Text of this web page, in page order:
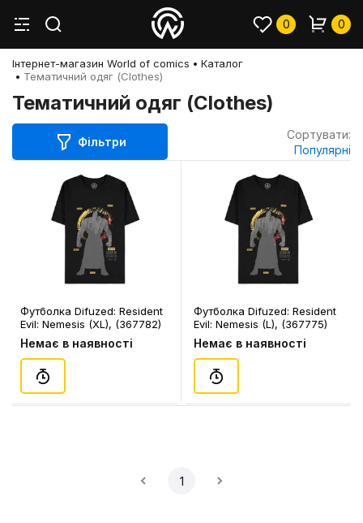
0 0
Інтернет-магазин World of comics
Каталог
Тематичний одяг (Clothes)
Тематичний одяг (Clothes)
Фільтри
Сортувати:
Популярні
Футболка Difuzed: Resident
Evil: Nemesis (XL), (367782)
Немає в наявності
Футболка Difuzed: Resident
Evil: Nemesis (L), (367775)
Немає в наявності
1